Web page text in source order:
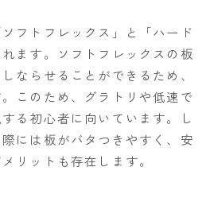
フトフレックス」と「ハード
ます。ソフトフレックスの板
ならせることができるため、
このため、グラトリや低速で
る初心者に向いています。し
には板がバタつきやすく、安
リットも存在します。